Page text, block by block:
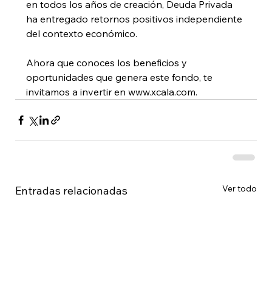
en todos los años de creación, Deuda Privada
ha entregado retornos positivos independiente
del contexto económico.
Ahora que conoces los beneficios y
oportunidades que genera este fondo, te
invitamos a invertir en www.xcala.com.
Entradas relacionadas Ver todo